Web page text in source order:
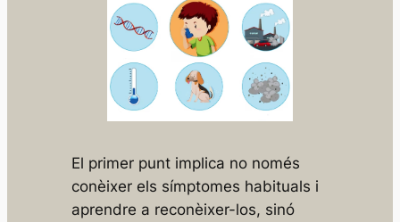
El primer punt implica no només
conèixer els símptomes habituals i
aprendre a reconèixer-los, sinó